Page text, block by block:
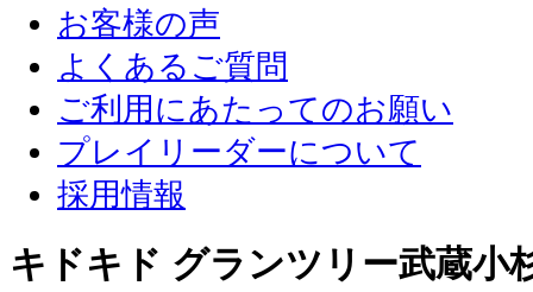
お客様の声
よくあるご質問
ご利用にあたってのお願い
プレイリーダーについて
採用情報
キドキド グランツリー武蔵